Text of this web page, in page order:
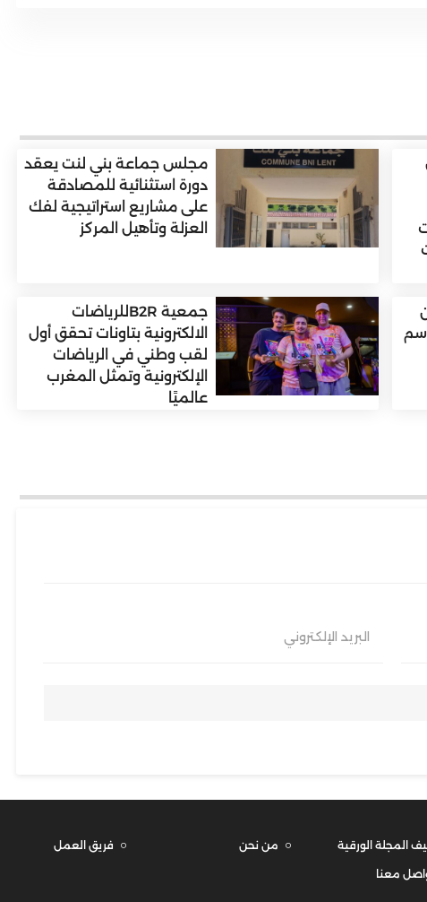
مجلس جماعة بني لنت يعقد
دورة استثنائية للمصادقة
على مشاريع استراتيجية لفك
العزلة وتأهيل المركز
جمعية B2Rللرياضات
الالكترونية بتاونات تحقق أول
لقب وطني في الرياضات
الإلكترونية وتمثل المغرب
عالميًا
البريد الإلكتروني
المجلة الورقية من نحن فريق العمل
معنا